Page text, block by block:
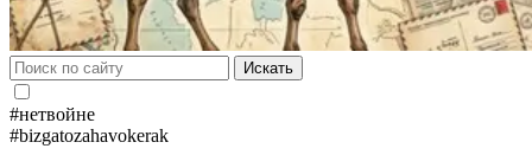
Искать
#нетвойне
#bizgatozahavokerak